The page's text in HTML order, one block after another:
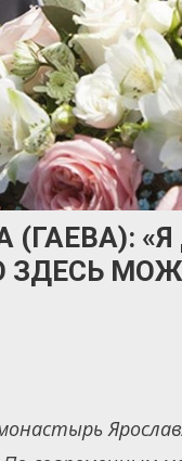
(ГАЕВА):
ЗДЕСЬ